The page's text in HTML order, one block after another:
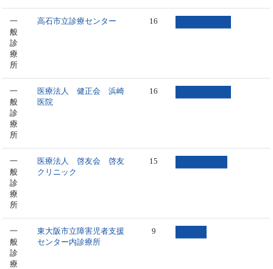
一
般
診
療
所
高石市立診療センター 16
一
般
診
療
所
医療法人 健正会 浜崎
医院
16
一
般
診
療
所
医療法人 啓友会 啓友
クリニック
15
一
般
診
療
東大阪市立障害児者支援
センター内診療所
9